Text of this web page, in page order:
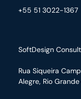
SoftDesign
Rua Siqueira
Alegre, Rio
+55 51 3022-1367